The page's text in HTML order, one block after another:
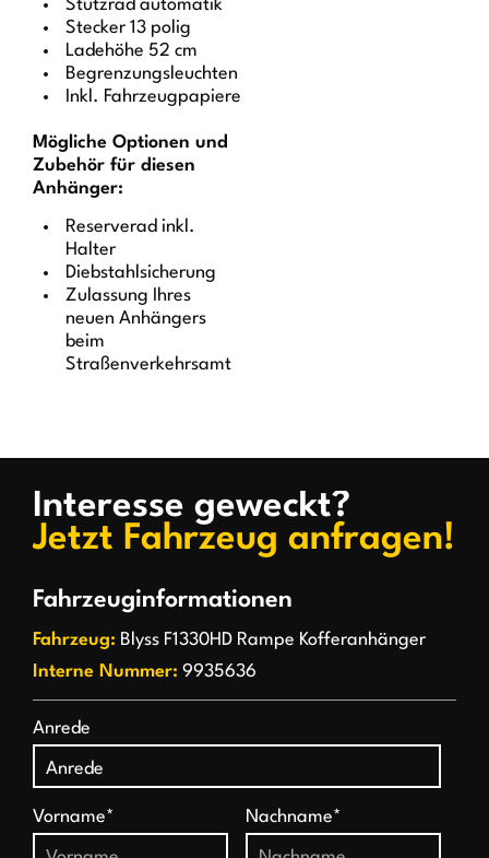
Stützrad automatik
Stecker 13 polig
Ladehöhe 52 cm
Begrenzungsleuchten
Inkl. Fahrzeugpapiere
Mögliche Optionen und
Zubehör für diesen
Anhänger:
Reserverad inkl.
Halter
Diebstahlsicherung
Zulassung Ihres
neuen Anhängers
beim
Straßenverkehrsamt
Interesse geweckt?
Jetzt Fahrzeug anfragen!
Fahrzeuginformationen
Fahrzeug: Blyss F1330HD Rampe Kofferanhänger
Interne Nummer: 9935636
Anrede
Vorname* Nachname*